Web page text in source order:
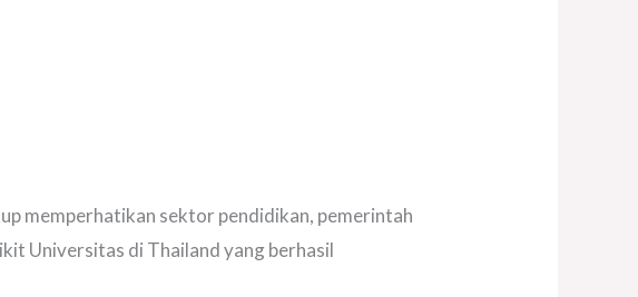
memperhatikan sektor pendidikan, pemerintah
Universitas di Thailand yang berhasil